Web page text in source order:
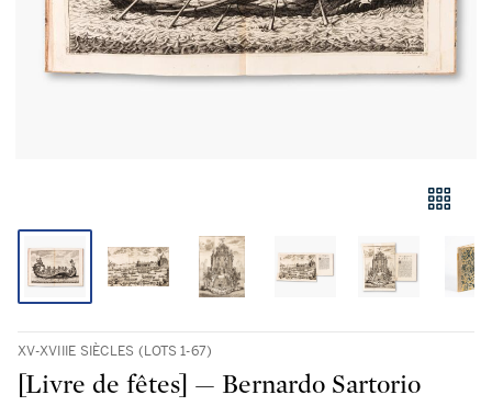
XV-XVIIIE SIÈCLES (LOTS 1-67)
[Livre de fêtes] — Bernardo Sartorio